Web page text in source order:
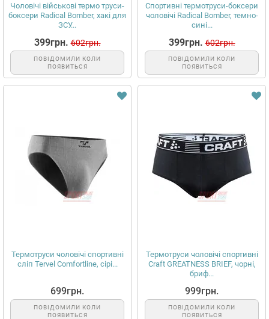
Чоловічі військові термо труси-
боксери Radical Bomber, хакі для
ЗСУ...
399грн. 602грн.
ПОВІДОМИЛИ КОЛИ
ПОЯВИТЬСЯ
Спортивні термотруси-боксери
чоловічі Radical Bomber, темно-
сині...
399грн. 602грн.
ПОВІДОМИЛИ КОЛИ
ПОЯВИТЬСЯ
Термотруси чоловічі спортивні
сліп Tervel Comfortline, сірі...
699грн.
ПОВІДОМИЛИ КОЛИ
ПОЯВИТЬСЯ
Термотруси чоловічі спортивні
Craft GREATNESS BRIEF, чорні,
бриф...
999грн.
ПОВІДОМИЛИ КОЛИ
ПОЯВИТЬСЯ